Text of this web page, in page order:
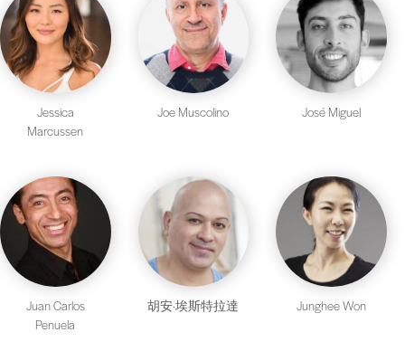
Jessica
Marcussen
Joe Muscolino José Miguel
Juan Carlos
Penuela
胡安·埃斯特拉達 Junghee Won